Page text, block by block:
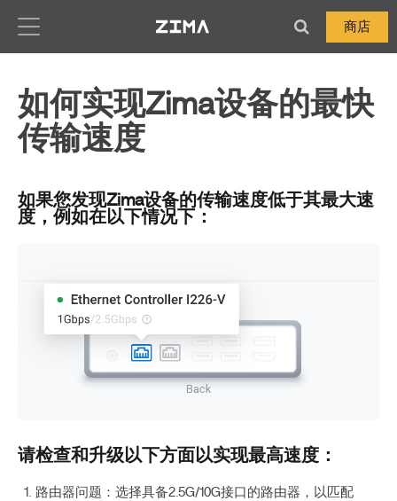
商店
如何实现Zima设备的最快
传输速度
如果您发现Zima设备的传输速度低于其最大速
度，例如在以下情况下：
请检查和升级以下方面以实现最高速度：
路由器问题：选择具备2.5G/10G接口的路由器，以匹配